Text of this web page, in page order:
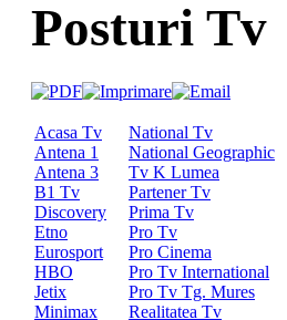
Posturi Tv
Acasa Tv
Antena 1
Antena 3
B1 Tv
Discovery
Etno
Eurosport
HBO
Jetix
Minimax
National Tv
National Geographic
Tv K Lumea
Partener Tv
Prima Tv
Pro Tv
Pro Cinema
Pro Tv International
Pro Tv Tg. Mures
Realitatea Tv